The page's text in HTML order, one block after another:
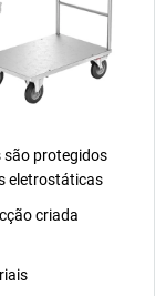
são protegidos
eletrostáticas
criada